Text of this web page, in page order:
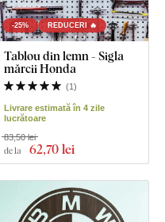
-25% REDUCERI 🔥
Tablou din lemn - Sigla
mărcii Honda
(1)
Livrare estimată în 4 zile
lucrătoare
de la 62,70 lei
83,50 lei